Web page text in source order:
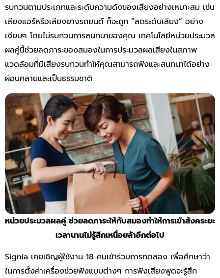
รบกวนตามประเภทและระดับความดังของเสียงอย่างเหมาะสม เช่น
เสียงแอร์หรือเสียงยางรถยนต์ ก็จะถูก “ลดระดับเสียง” อย่าง
เงียบๆ โดยไม่รบกวนการสนทนาของคุณ เทคโนโลยีหน่วยประมวล
ผลคู่นี้ช่วยลดภาระของสมองในการประมวลผลเสียงในสภาพ
แวดล้อมที่มีเสียงรบกวนทำให้คุณสามารถฟังและสนทนาได้อย่าง
ผ่อนคลายและเป็นธรรมชาติ
หน่วยประมวลผลคู่ ช่วยลดภาระให้กับสมองทำให้การเข้าสังคระยะ
เวลานานไม่รู้สึกเหนื่อยล้าอีกต่อไป
Signia เคยเชิญผู้ใช้งาน 18 คนเข้าร่วมการทดลอง เพื่อศึกษาว่า
ในการตั้งค่าเครื่องช่วยฟังแบบต่างๆ การฟังเสียงพูดจะรู้สึก